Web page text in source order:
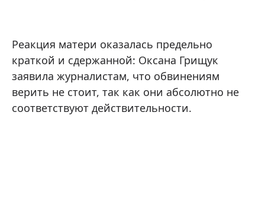
Реакция матери оказалась предельно
краткой и сдержанной: Оксана Грищук
заявила журналистам, что обвинениям
верить не стоит, так как они абсолютно не
соответствуют действительности.